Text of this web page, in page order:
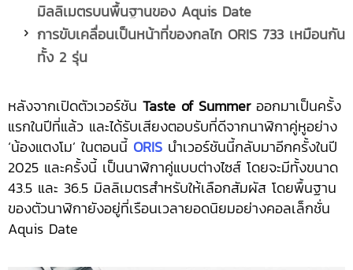
มิลลิเมตรบนพื้นฐานของ Aquis Date
การขับเคลื่อนเป็นหน้าที่ของกลไก ORIS 733 เหมือนกัน
ทั้ง 2 รุ่น
หลังจากเปิดตัวเวอร์ชัน Taste of Summerออกมาเป็นครั้ง
แรกในปีที่แล้ว และได้รับเสียงตอบรับที่ดีจากนาฬิกาคู่หูอย่าง
‘น้องแตงโม’ ในตอนนี้ ORIS นำเวอร์ชันนี้กลับมาอีกครั้งในปี
2025 และครั้งนี้ เป็นนาฬิกาคู่แบบต่างไซส์ โดยจะมีทั้งขนาด
43.5 และ 36.5 มิลลิเมตรสำหรับให้เลือกสัมผัส โดยพื้นฐาน
ของตัวนาฬิกายังอยู่ที่เรือนเวลายอดนิยมอย่างคอลเล็กชั่น
Aquis Date